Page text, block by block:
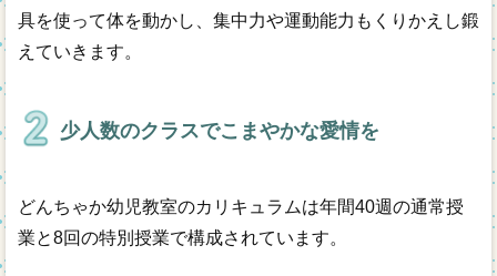
具を使って体を動かし、集中力や運動能力もくりかえし鍛
えていきます。
少人数のクラスでこまやかな愛情を
どんちゃか幼児教室のカリキュラムは年間40週の通常授
業と8回の特別授業で構成されています。